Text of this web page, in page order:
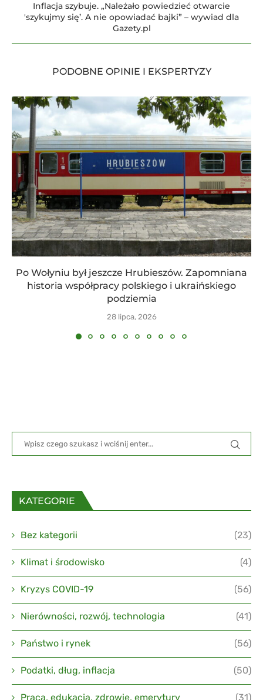
Inflacja szybuje. „Należało powiedzieć otwarcie
'szykujmy się’. A nie opowiadać bajki” – wywiad dla
Gazety.pl
PODOBNE OPINIE I EKSPERTYZY
Po Wołyniu był jeszcze Hrubieszów. Zapomniana
historia współpracy polskiego i ukraińskiego
podziemia
28 lipca, 2026
KATEGORIE
Bez kategorii (23)
Klimat i środowisko (4)
Kryzys COVID-19 (56)
Nierówności, rozwój, technologia (41)
Państwo i rynek (56)
Podatki, dług, inflacja (50)
Praca, edukacja, zdrowie, emerytury (31)